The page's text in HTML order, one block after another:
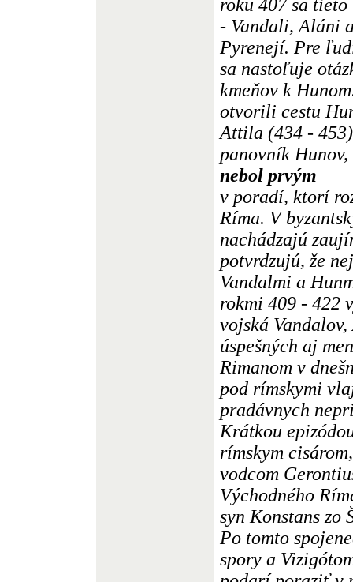
roku 407 sa
- Vandali, Aláni
Pyrenejí. Pre
sa nastoľuje
kmeňov k
otvorili cestu
Attila (434 -
panovník
nebol prvým
v poradí, ktorí
Ríma. V
nachádzajú
potvrdzujú, že
Vandalmi a
rokmi 409 - 422
vojská
úspešných aj
Rimanom v
pod rímskymi
pradávnych
Krátkou
rímskym
vodcom
Východného
syn Konstans zo
Po tomto
spory a